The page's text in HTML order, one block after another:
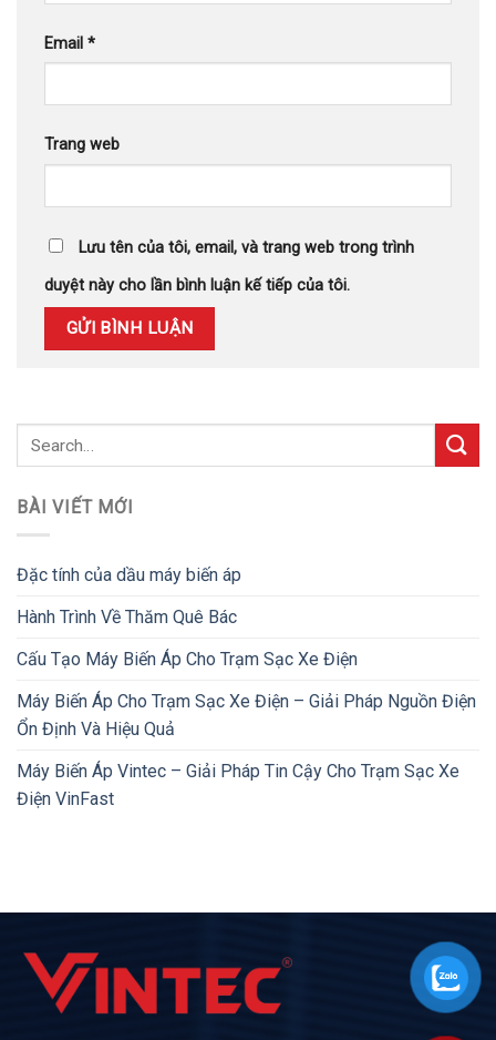
Email *
Trang web
Lưu tên của tôi, email, và trang web trong trình
duyệt này cho lần bình luận kế tiếp của tôi.
BÀI VIẾT MỚI
Đặc tính của dầu máy biến áp
Hành Trình Về Thăm Quê Bác
Cấu Tạo Máy Biến Áp Cho Trạm Sạc Xe Điện
Máy Biến Áp Cho Trạm Sạc Xe Điện – Giải Pháp Nguồn Điện
Ổn Định Và Hiệu Quả
Máy Biến Áp Vintec – Giải Pháp Tin Cậy Cho Trạm Sạc Xe
Điện VinFast